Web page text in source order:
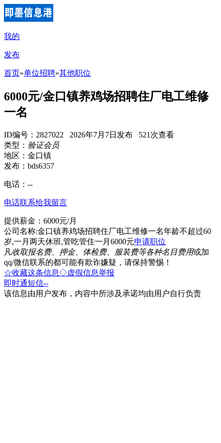
我的
发布
首页»单位招聘»其他职位
6000元/金口镇养鸡场招聘住厂电工维修
一名
ID编号：2827022 2026年7月7日发布 521次查看
类型： 验证会员
地区：金口镇
发布：bds6357
电话： --
电话联系给我留言
提供薪金：6000元/月
公司名称:金口镇养鸡场招聘住厂电工维修一名年龄不超过60
岁,一月两天休班,管吃管住一月6000元申请职位
凡收取报名费、押金、体检费、服装费等各种名目费用或加
qq/微信联系的都可能有欺诈嫌疑，请保持警惕！
☆收藏这条信息◇虚假信息举报
即时通短信--
该信息由用户发布，内容中所涉及承诺均由用户自行负责